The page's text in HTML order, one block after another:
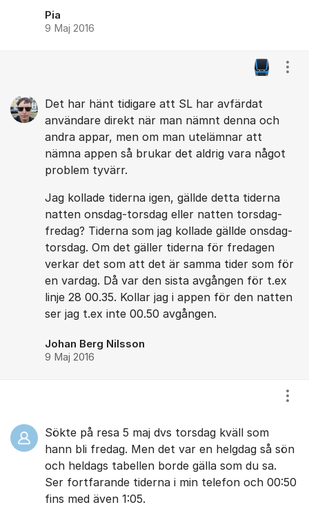
Pia
9 Maj 2016
Det har hänt tidigare att SL har avfärdat
användare direkt när man nämnt denna och
andra appar, men om man utelämnar att
nämna appen så brukar det aldrig vara något
problem tyvärr.
Jag kollade tiderna igen, gällde detta tiderna
natten onsdag-torsdag eller natten torsdag-
fredag? Tiderna som jag kollade gällde onsdag-
torsdag. Om det gäller tiderna för fredagen
verkar det som att det är samma tider som för
en vardag. Då var den sista avgången för t.ex
linje 28 00.35. Kollar jag i appen för den natten
ser jag t.ex inte 00.50 avgången.
Johan Berg Nilsson
9 Maj 2016
Sökte på resa 5 maj dvs torsdag kväll som
hann bli fredag. Men det var en helgdag så sön
och heldags tabellen borde gälla som du sa.
Ser fortfarande tiderna i min telefon och 00:50
fins med även 1:05.